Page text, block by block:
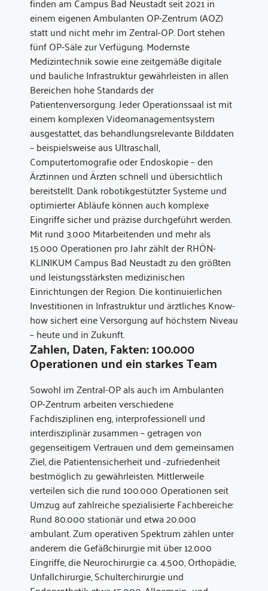
einem eigenen Ambulanten OP-Zentrum (AOZ)
statt und nicht mehr im Zentral-OP. Dort stehen
fünf OP-Säle zur Verfügung. Modernste
Medizintechnik sowie eine zeitgemäße digitale
und bauliche Infrastruktur gewährleisten in allen
Bereichen hohe Standards der
Patientenversorgung. Jeder Operationssaal ist mit
einem komplexen Videomanagementsystem
ausgestattet, das behandlungsrelevante Bilddaten
– beispielsweise aus Ultraschall,
Computertomografie oder Endoskopie – den
Ärztinnen und Ärzten schnell und übersichtlich
bereitstellt. Dank robotikgestützter Systeme und
optimierter Abläufe können auch komplexe
Eingriffe sicher und präzise durchgeführt werden.
Mit rund 3.000 Mitarbeitenden und mehr als
15.000 Operationen pro Jahr zählt der RHÖN-
KLINIKUM Campus Bad Neustadt zu den größten
und leistungsstärksten medizinischen
Einrichtungen der Region. Die kontinuierlichen
Investitionen in Infrastruktur und ärztliches Know-
how sichert eine Versorgung auf höchstem Niveau
– heute und in Zukunft.
Zahlen, Daten, Fakten: 100.000
Operationen und ein starkes Team
Sowohl im Zentral-OP als auch im Ambulanten
OP-Zentrum arbeiten verschiedene
Fachdisziplinen eng, interprofessionell und
interdisziplinär zusammen – getragen von
gegenseitigem Vertrauen und dem gemeinsamen
Ziel, die Patientensicherheit und -zufriedenheit
bestmöglich zu gewährleisten. Mittlerweile
verteilen sich die rund 100.000 Operationen seit
Umzug auf zahlreiche spezialisierte Fachbereiche:
Rund 80.000 stationär und etwa 20.000
ambulant. Zum operativen Spektrum zählen unter
anderem die Gefäßchirurgie mit über 12.000
Eingriffe, die Neurochirurgie ca. 4.500, Orthopädie,
Unfallchirurgie, Schulterchirurgie und